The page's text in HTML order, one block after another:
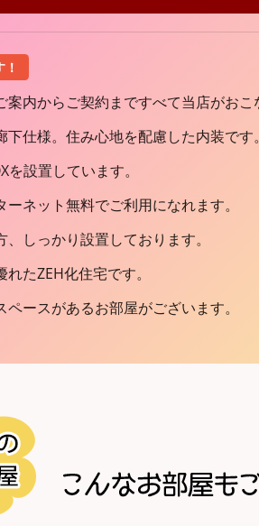
内からご契約まですべて当店がおこ
仕様。住み心地を配慮した内装です。
設置しています。
ネット無料でご利用になれます。
しっかり設置しております。
たZEH化住宅です。
ースがあるお部屋がございます。